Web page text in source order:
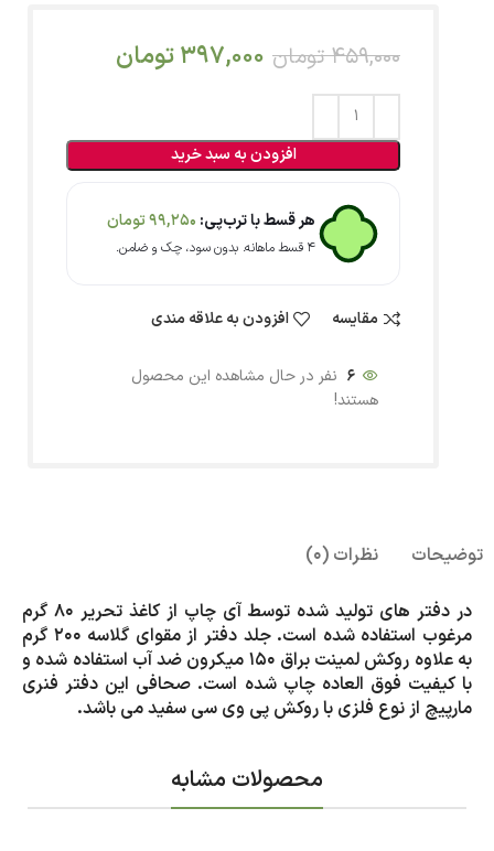
459,000 تومان 397,000تومان
افزودن به سبد خرید
هر قسط با ترب‌پی: 99,250تومان
۴ قسط ماهانه. بدون سود، چک و ضامن.
مقایسه افزودن به علاقه مندی
6 نفر در حال مشاهده این محصول
هستند!
توضیحات نظرات (0)
در دفتر های تولید شده توسط آی چاپ از کاغذ تحریر 80 گرم
مرغوب استفاده شده است. جلد دفتر از مقوای گلاسه 200 گرم
به علاوه روکش لمینت براق 150 میکرون ضد آب استفاده شده و
با کیفیت فوق العاده چاپ شده است. صحافی این دفتر فنری
مارپیچ از نوع فلزی با روکش پی وی سی سفید می باشد.
محصولات مشابه